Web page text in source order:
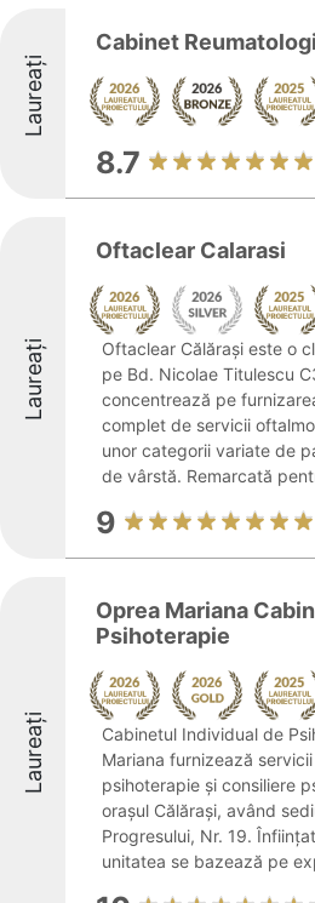
Laureați
Cabinet
8.7
Laureați
Oftaclear Calarasi
Oftaclear Călărași este o
pe Bd. Nicolae Titulescu
concentrează pe
complet de servicii
unor categorii variate de
de vârstă. Remarcată
9
Laureați
Oprea Mariana
Psihoterapie
Cabinetul Individual de
Mariana furnizează
psihoterapie și consiliere
orașul Călărași, având
Progresului, Nr. 19.
unitatea se bazează pe